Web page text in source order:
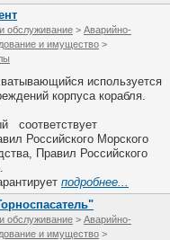
обслуживание > Аварийно-
и имущество >
используется
корпуса корабля.
соответствует
Российского Морского
Правил Российского
подробнее...
обслуживание > Аварийно-
и имущество >